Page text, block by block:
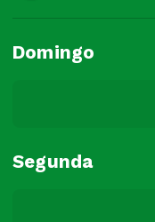
Domingo
Segunda